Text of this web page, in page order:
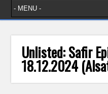
Unlisted: Safir
18.12.2024